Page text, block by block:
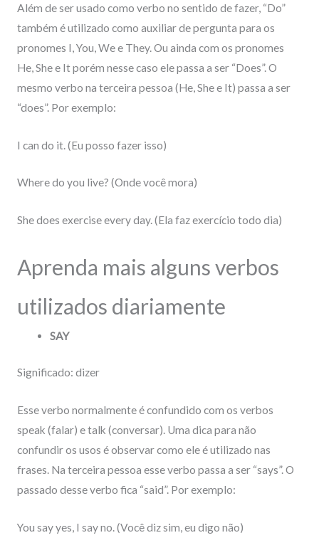
Além de ser usado como verbo no sentido de fazer, “Do”
também é utilizado como auxiliar de pergunta para os
pronomes I, You, We e They. Ou ainda com os pronomes
He, She e It porém nesse caso ele passa a ser “Does”. O
mesmo verbo na terceira pessoa (He, She e It) passa a ser
“does”. Por exemplo:
I can do it. (Eu posso fazer isso)
Where do you live? (Onde você mora)
She does exercise every day. (Ela faz exercício todo dia)
Aprenda mais alguns verbos
utilizados diariamente
SAY
Significado: dizer
Esse verbo normalmente é confundido com os verbos
speak (falar) e talk (conversar). Uma dica para não
confundir os usos é observar como ele é utilizado nas
frases. Na terceira pessoa esse verbo passa a ser “says”. O
passado desse verbo fica “said”. Por exemplo:
You say yes, I say no. (Você diz sim, eu digo não)